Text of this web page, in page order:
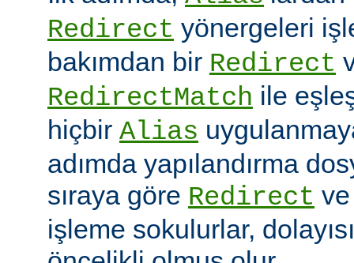
Redirect yönergeleri
bakımdan bir Redirect
RedirectMatch ile
hiçbir Alias
adımda yapılandırma
sıraya göre Redirect
işleme sokulurlar,